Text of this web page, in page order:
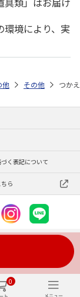
0
環境により、実
他 その他 つか
く表記について
ら